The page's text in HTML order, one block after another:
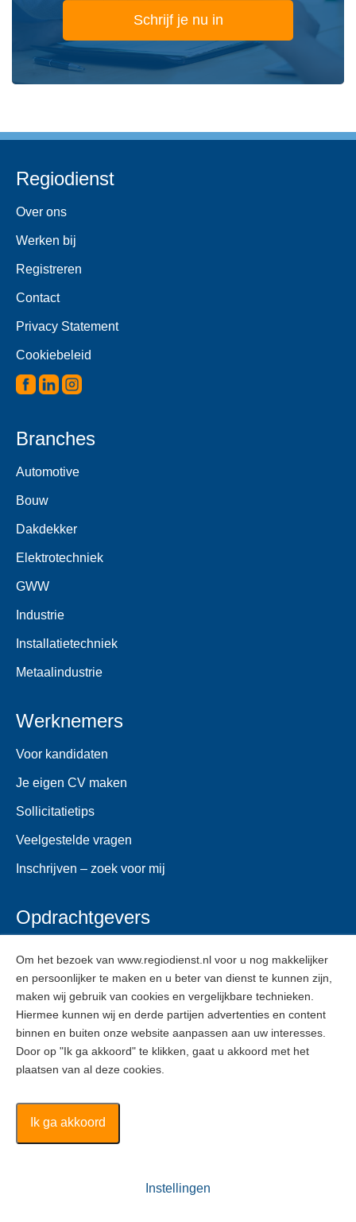
Schrijf je nu in
Regiodienst
Over ons
Werken bij
Registreren
Contact
Privacy Statement
Cookiebeleid
Branches
Automotive
Bouw
Dakdekker
Elektrotechniek
GWW
Industrie
Installatietechniek
Metaalindustrie
Werknemers
Voor kandidaten
Je eigen CV maken
Sollicitatietips
Veelgestelde vragen
Inschrijven – zoek voor mij
Opdrachtgevers
Veelgestelde vragen
Inschrijven
ZZPers
Inschrijven
Algemene voorwaarden
Om het bezoek van www.regiodienst.nl voor u nog makkelijker
en persoonlijker te maken en u beter van dienst te kunnen zijn,
maken wij gebruik van cookies en vergelijkbare technieken.
Hiermee kunnen wij en derde partijen advertenties en content
binnen en buiten onze website aanpassen aan uw interesses.
Door op "Ik ga akkoord" te klikken, gaat u akkoord met het
plaatsen van al deze cookies.
Ik ga akkoord
Instellingen